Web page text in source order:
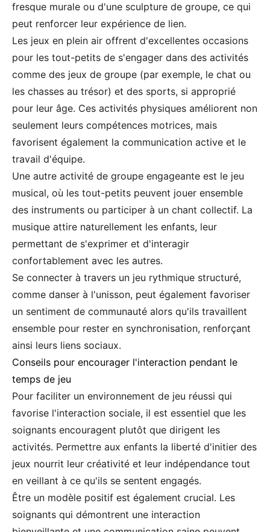
fresque murale ou d'une sculpture de groupe, ce qui
peut renforcer leur expérience de lien.
Les jeux en plein air offrent d'excellentes occasions
pour les tout-petits de s'engager dans des activités
comme des jeux de groupe (par exemple, le chat ou
les chasses au trésor) et des sports, si approprié
pour leur âge. Ces activités physiques améliorent non
seulement leurs compétences motrices, mais
favorisent également la communication active et le
travail d'équipe.
Une autre activité de groupe engageante est le jeu
musical, où les tout-petits peuvent jouer ensemble
des instruments ou participer à un chant collectif. La
musique attire naturellement les enfants, leur
permettant de s'exprimer et d'interagir
confortablement avec les autres.
Se connecter à travers un jeu rythmique structuré,
comme danser à l'unisson, peut également favoriser
un sentiment de communauté alors qu'ils travaillent
ensemble pour rester en synchronisation, renforçant
ainsi leurs liens sociaux.
Conseils pour encourager l'interaction pendant le
temps de jeu
Pour faciliter un environnement de jeu réussi qui
favorise l'interaction sociale, il est essentiel que les
soignants encouragent plutôt que dirigent les
activités. Permettre aux enfants la liberté d'initier des
jeux nourrit leur créativité et leur indépendance tout
en veillant à ce qu'ils se sentent engagés.
Être un modèle positif est également crucial. Les
soignants qui démontrent une interaction